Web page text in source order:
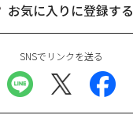
お気に入りに登録する
SNSでリンクを送る